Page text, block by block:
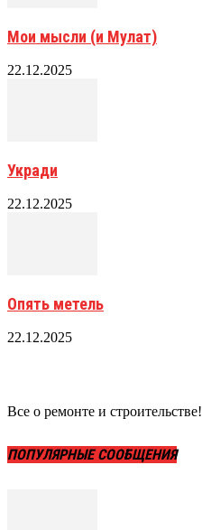
Мои мысли (и Мулат)
22.12.2025
Укради
22.12.2025
Опять метель
22.12.2025
Все о ремонте и строительстве!
ПОПУЛЯРНЫЕ СООБЩЕНИЯ